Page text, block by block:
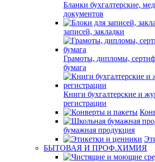
Бланки бухгалтерские,
документов
записей, закладки
Грамоты, дипломы,
бумага
Книги бухгалтерские и
регистрации
бумажная продукция
БЫТОВАЯ И ПРОФ.ХИМИЯ